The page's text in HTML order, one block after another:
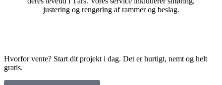
justering og rengøring af rammer og beslag.
Hvorfor vente? Start dit projekt i dag. Det er hurtigt, nemt og helt
gratis.